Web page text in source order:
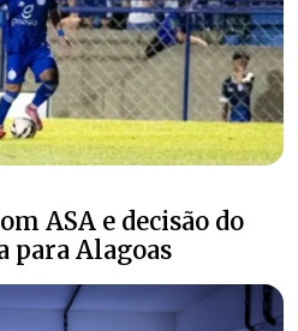
ASA e decisão do
para Alagoas